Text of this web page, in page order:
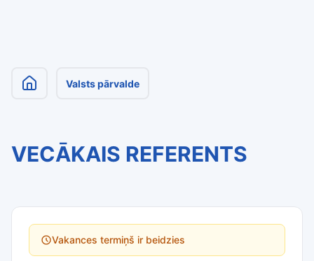
Valsts pārvalde
VECĀKAIS REFERENTS
Vakances termiņš ir beidzies